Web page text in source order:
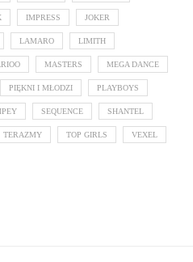
IMPRESS JOKER
LAMARO LIMITH
MASTERS MEGA DANCE
PIĘKNI I MŁODZI PLAYBOYS
SEQUENCE SHANTEL
TERAZMY TOP GIRLS VEXEL